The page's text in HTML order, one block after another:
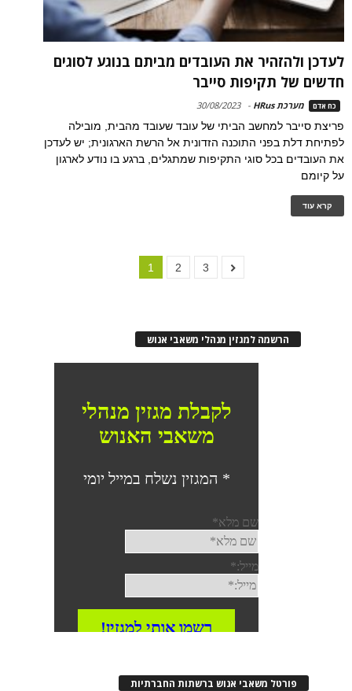
לעדכן ולהזהיר את העובדים מביתם בנוגע לסוגים
חדשים של תקיפות סייבר
כח אדם מערכת HRus -
30/08/2023
פריצת סייבר למחשב הביתי של עובד שעובד מהבית, מובילה
לפתיחת דלת בפני התוכנה הזדונית אל הרשת הארגונית; יש לעדכן
את העובדים בכל סוגי התקיפות שמתגלים, ברגע בו נודע לארגון
על קיומם
קרא עוד
1 2 3
הרשמה למגזין מנהלי משאבי אנוש
פורטל משאבי אנוש ברשתות החברתיות